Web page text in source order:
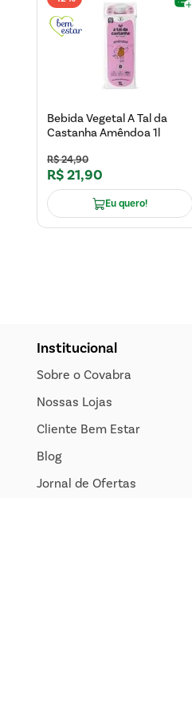
Bebida Vegetal A Tal da
Castanha Amêndoa 1l
R$24,90
R$21,90
Eu quero!
Institucional
Sobre o Covabra
Nossas Lojas
Cliente Bem Estar
Blog
Jornal de Ofertas